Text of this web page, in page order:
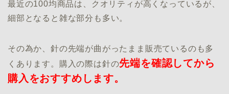
最近の100均商品は、クオリティが高くなっているが、
細部となると雑な部分も多い。
その為か、針の先端が曲がったまま販売ているのも多
くあります。購入の際は針の先端を確認してから
購入をおすすめします。